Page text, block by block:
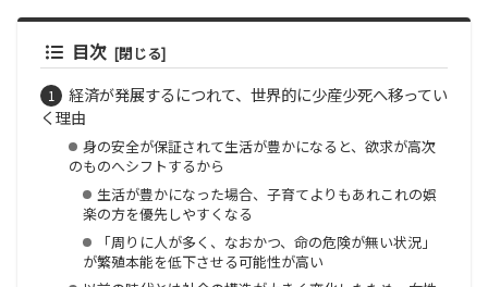
目次
経済が発展するにつれて、世界的に少産少死へ移ってい
く理由
身の安全が保証されて生活が豊かになると、欲求が高次
のものへシフトするから
生活が豊かになった場合、子育てよりもあれこれの娯
楽の方を優先しやすくなる
「周りに人が多く、なおかつ、命の危険が無い状況」
が繁殖本能を低下させる可能性が高い